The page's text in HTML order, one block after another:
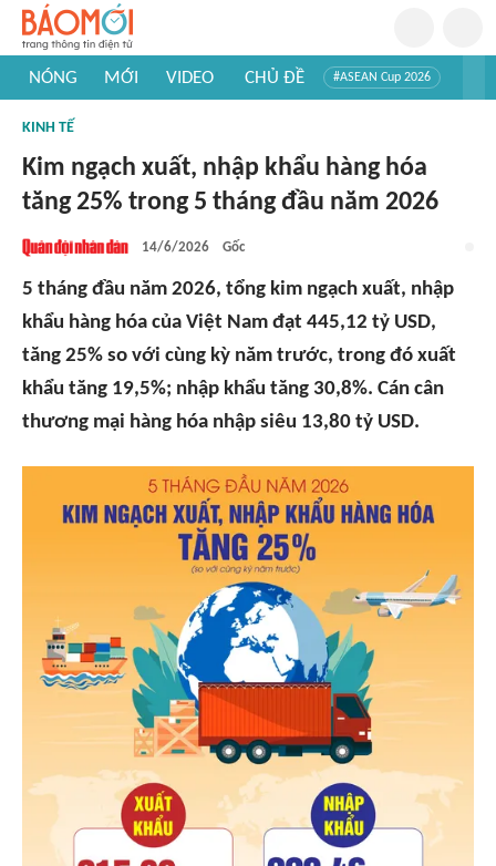
NÓNG MỚI VIDEO CHỦ ĐỀ #ASEAN Cup 2026
#Khám phá thế giới
KINH TẾ
Kim ngạch xuất, nhập khẩu hàng hóa
tăng 25% trong 5 tháng đầu năm 2026
14/6/2026 Gốc
5 tháng đầu năm 2026, tổng kim ngạch xuất, nhập
khẩu hàng hóa của Việt Nam đạt 445,12 tỷ USD,
tăng 25% so với cùng kỳ năm trước, trong đó xuất
khẩu tăng 19,5%; nhập khẩu tăng 30,8%. Cán cân
thương mại hàng hóa nhập siêu 13,80 tỷ USD.